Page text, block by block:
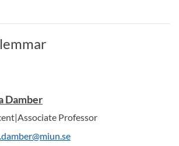
Damber
Professor